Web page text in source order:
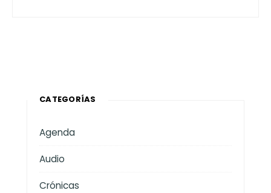
CATEGORÍAS
Agenda
Audio
Crónicas